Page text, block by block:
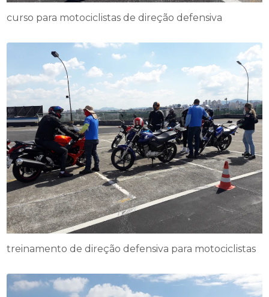
curso para motociclistas de direção defensiva
treinamento de direção defensiva para motociclistas